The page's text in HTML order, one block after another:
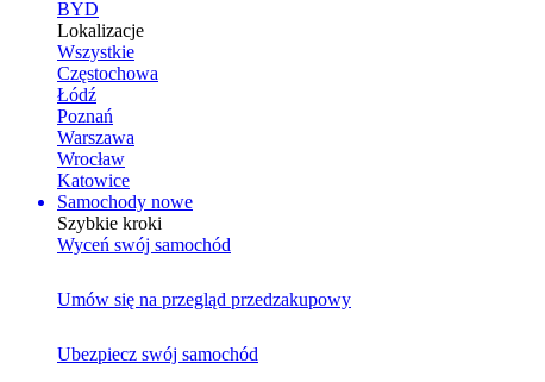
BYD
Lokalizacje
Wszystkie
Częstochowa
Łódź
Poznań
Warszawa
Wrocław
Katowice
Samochody nowe
Szybkie kroki
Wyceń swój samochód
Umów się na przegląd przedzakupowy
Ubezpiecz swój samochód